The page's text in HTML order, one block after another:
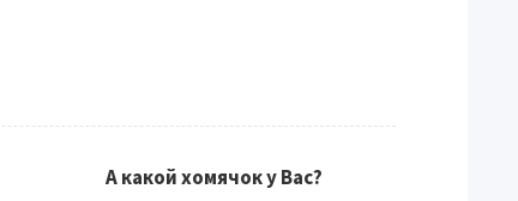
А какой хомячок у Вас?